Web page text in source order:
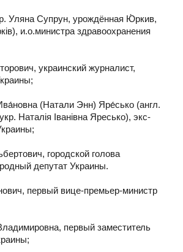
Уляна Супрун, урождённая Ю́ркив,
и.о.министра здравоохранения
украинский журналист,
(Натали Энн) Яре́сько (англ.
Наталія Іванівна Яресько), экс-
городской голова
депутат Украины.
первый вице-премьер-министр
первый заместитель